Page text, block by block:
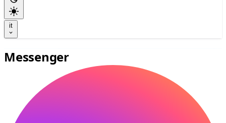
it
Messenger